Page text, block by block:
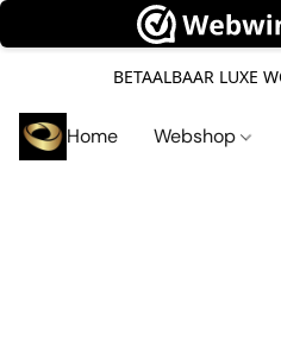
BETAALBAAR LUXE
Home Webshop